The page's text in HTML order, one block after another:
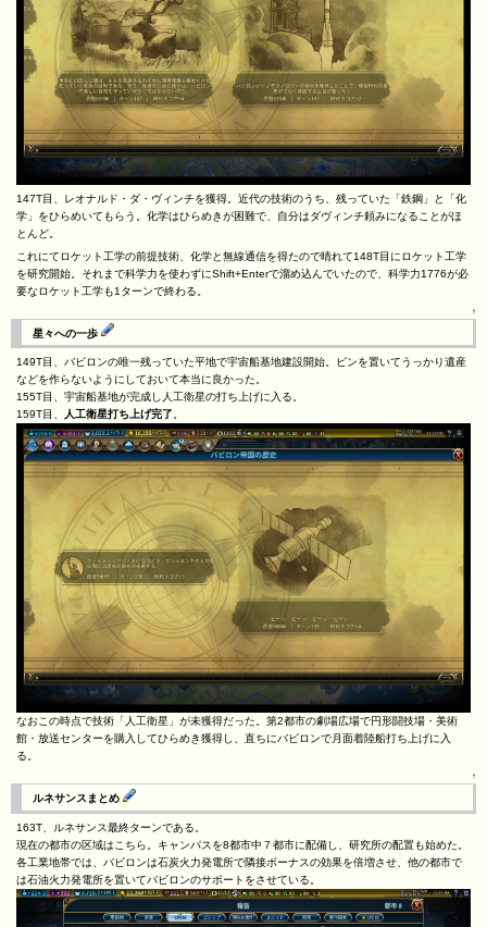
147T目、レオナルド・ダ・ヴィンチを獲得。近代の技術のうち、残っていた「鉄鋼」と「化
学」をひらめいてもらう。化学はひらめきが困難で、自分はダヴィンチ頼みになることがほ
とんど。
これにてロケット工学の前提技術、化学と無線通信を得たので晴れて148T目にロケット工学
を研究開始。それまで科学力を使わずにShift+Enterで溜め込んでいたので、科学力1776が必
要なロケット工学も1ターンで終わる。
↑
星々への一歩
149T目、バビロンの唯一残っていた平地で宇宙船基地建設開始。ピンを置いてうっかり遺産
などを作らないようにしておいて本当に良かった。
155T目、宇宙船基地が完成し人工衛星の打ち上げに入る。
159T目、
人工衛星打ち上げ完了
なおこの時点で技術「人工衛星」が未獲得だった。第2都市の劇場広場で円形闘技場・美術
館・放送センターを購入してひらめき獲得し、直ちにバビロンで月面着陸船打ち上げに入
る。
↑
ルネサンスまとめ
163T、ルネサンス最終ターンである。
現在の都市の区域はこちら。キャンパスを8都市中７都市に配備し、研究所の配置も始めた。
各工業地帯では、バビロンは石炭火力発電所で隣接ボーナスの効果を倍増させ、他の都市で
は石油火力発電所を置いてバビロンのサポートをさせている。